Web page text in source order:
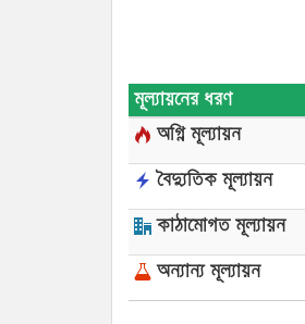
মূল্যায়নের ধরণ
অগ্নি মূল্যায়ন
বৈদ্যুতিক মূল্যায়ন
কাঠামোগত মূল্যায়ন
অন্যান্য মূল্যায়ন